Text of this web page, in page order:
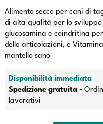
Alimento secco per cani di
di alta qualità per lo
glucosamina e coindritina
delle articolazioni, e
mantello sano
Disponibilità immediata
Spedizione gratuita -
lavorativi